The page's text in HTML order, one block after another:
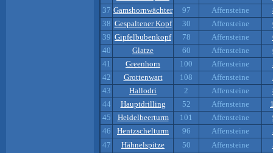
37 Gamshornwächter 97 Affensteine
38 Gespaltener Kopf 30 Affensteine
39 Gipfelbubenkopf 78 Affensteine
40
Glatze 60 Affensteine
41
Greenhorn 100 Affensteine
42
Grottenwart 108 Affensteine
43
Hallodri 2 Affensteine
44
Hauptdrilling 52 Affensteine
45
Heidelbeerturm 101 Affensteine
46
Hentzschelturm 96 Affensteine
47
Hähnelspitze 50 Affensteine